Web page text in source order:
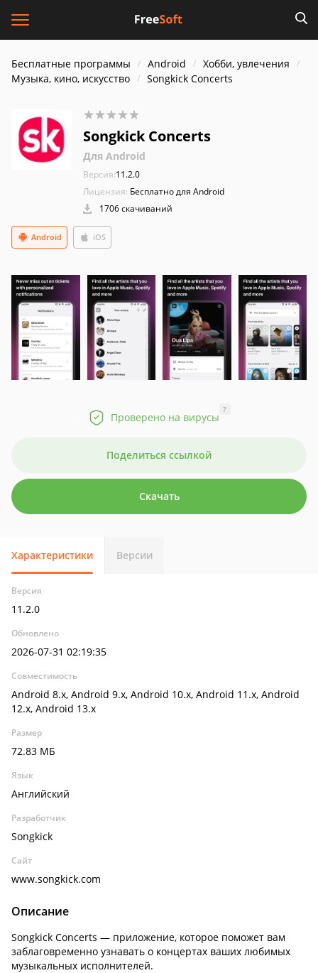
Бесплатные программы Android
Хобби, увлечения
Музыка, кино, искусство
Songkick Concerts
Songkick Concerts
Для Android
Версия:11.2.0
Лицензия: Бесплатно для Android
1706 скачиваний
iOS
Android
Проверено на вирусы
?
Поделиться ссылкой
Скачать
Характеристики Версии
Версия
11.2.0
Обновлено
2026-07-31 02:19:35
Совместимость
Android 8.x, Android 9.x, Android 10.x, Android 11.x, Android
12.x, Android 13.x
Размер
72.83 МБ
Язык
Английский
Разработчик
Songkick
Сайт
www.songkick.com
Описание
Songkick Concerts — приложение, которое поможет вам
заблаговременно узнавать о концертах ваших любимых
музыкальных исполнителей.